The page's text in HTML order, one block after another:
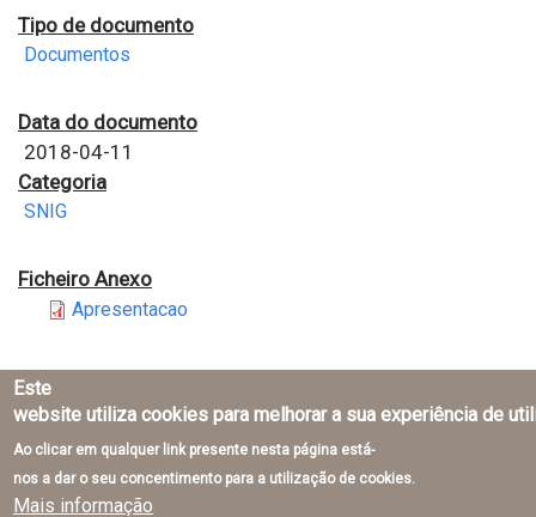
Tipo de documento
Documentos
Data do documento
2018-04-11
Categoria
SNIG
Ficheiro Anexo
Apresentacao
Direção-Geral do Território © 2026
Este
website utiliza cookies para melhorar a sua experiência de
Ao clicar em qualquer link presente nesta página está-
nos a dar o seu concentimento para a utilização de cookies.
Mais informação